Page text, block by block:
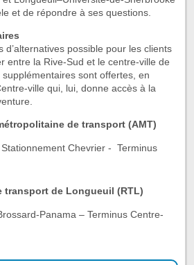
et de répondre à ses questions.
d’alternatives possible pour les clients
entre la Rive-Sud et le centre-ville de
sont offertes, en
ville qui, lui, donne accès à la
de transport (AMT)
Chevrier - Terminus
transport de Longueuil (RTL)
Panama – Terminus Centre-